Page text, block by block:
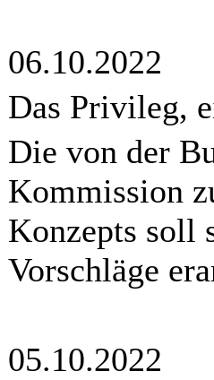
06.10.2022
Das Privileg,
Die von der
Kommission
Konzepts soll
Vorschläge
05.10.2022